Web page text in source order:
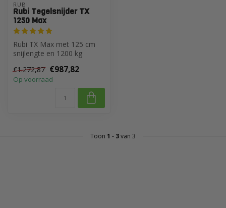
RUBI
Rubi Tegelsnijder TX
1250 Max
Rubi TX Max met 125 cm
snijlengte en 1200 kg
€1.272,87 €987,82
Op voorraad
Toon 1 - 3van 3